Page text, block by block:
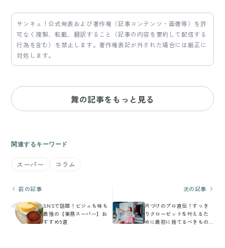
サンキュ！公式発表および著作権（記事コンテンツ・画像等）を許
可なく複製、転載、翻訳すること（記事の内容を要約して配信する
行為を含む）を禁止します。著作権表記が外された場合には厳正に
対処します。
舞の記事をもっと見る
関連するキーワード
スーパー コラム
前の記事
SNSで話題！ビジュも味も
最強の【業務スーパー】お
すすめ5選
次の記事
片づけのプロ直伝！すっき
りクローゼットを叶えるた
めに最初に捨てるべきもの